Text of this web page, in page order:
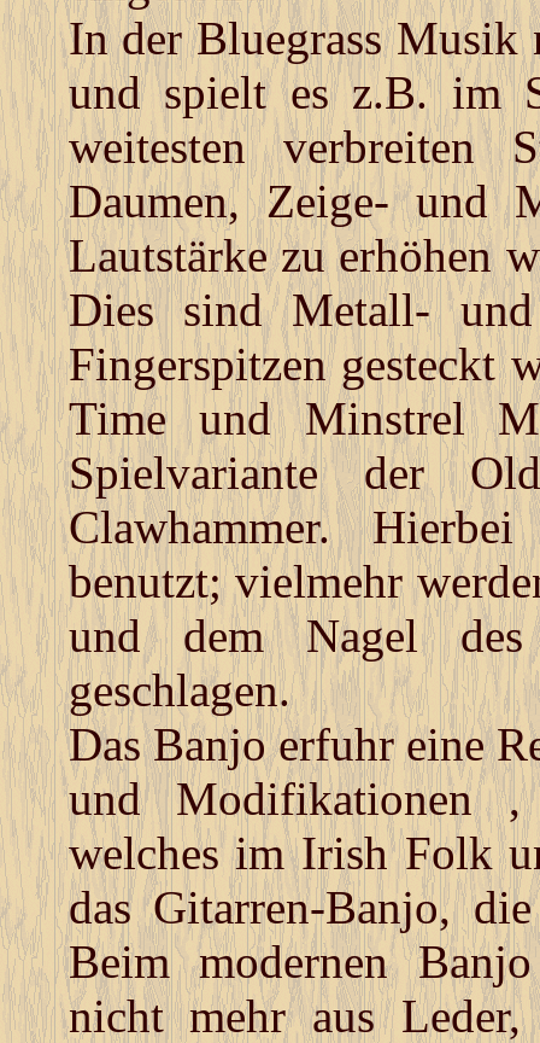
In der Bluegrass Musik
und spielt es z.B. im
weitesten
Daumen, Zeige- und
Lautstärke zu erhöhen
Dies sind Metall-
Fingerspitzen gesteckt
Time und Minstrel
Spielvariante der
Clawhammer.
benutzt; vielmehr
und dem Nagel
geschlagen.
Das Banjo erfuhr eine
und Modifikationen ,
welches im Irish Folk
das Gitarren-Banjo,
Beim modernen
nicht mehr aus Leder,